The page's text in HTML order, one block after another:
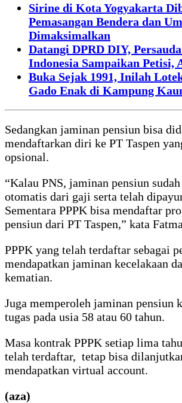
Sirine di Kota Yogyakarta
Pemasangan Bendera dan
Dimaksimalkan
Datangi DPRD DIY,
Indonesia Sampaikan Petisi,
Buka Sejak 1991, Inilah
Gado Enak di Kampung
Sedangkan jaminan pensiun bisa
mendaftarkan diri ke PT Taspen
opsional.
“Kalau PNS, jaminan pensiun
otomatis dari gaji serta telah
Sementara PPPK bisa mendaftar
pensiun dari PT Taspen,” kata
PPPK yang telah terdaftar sebagai
mendapatkan jaminan kecelakaan
kematian.
Juga memperoleh jaminan pensiun
tugas pada usia 58 atau 60 tahun.
Masa kontrak PPPK setiap lima
telah terdaftar, tetap bisa
mendapatkan virtual account.
(aza)